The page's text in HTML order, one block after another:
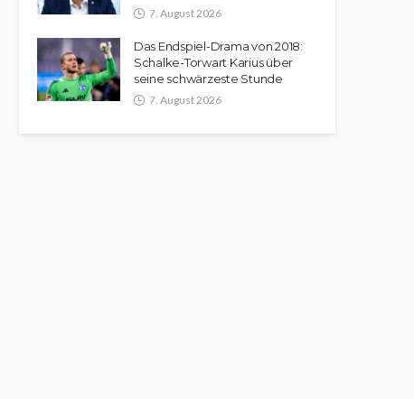
7. August 2026
Das Endspiel-Drama von 2018:
Schalke-Torwart Karius über
seine schwärzeste Stunde
7. August 2026